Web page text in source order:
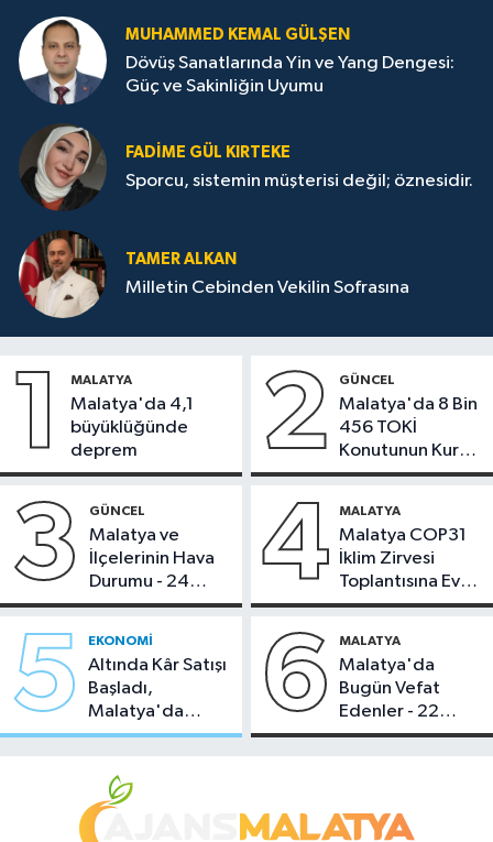
MUHAMMED KEMAL GÜLŞEN
Dövüş Sanatlarında Yin ve Yang Dengesi:
Güç ve Sakinliğin Uyumu
FADIME GÜL KIRTEKE
Sporcu, sistemin müşterisi değil; öznesidir.
TAMER ALKAN
Milletin Cebinden Vekilin Sofrasına
1 MALATYA
Malatya'da 4,1
büyüklüğünde
deprem
2 GÜNCEL
Malatya'da 8 Bin
456 TOKİ
Konutunun Kurası
Bugün Çekiliyor
3 GÜNCEL
Malatya ve
İlçelerinin Hava
Durumu - 24
Temmuz 2026
4 MALATYA
Malatya COP31
İklim Zirvesi
Toplantısına Ev
Sahipliği Yaptı
5 EKONOMI
Altında Kâr Satışı
Başladı,
Malatya'da
Makas Ne
6 MALATYA
Malatya'da
Bugün Vefat
Edenler - 22
Temmuz 2026